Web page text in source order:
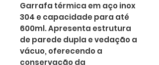
Garrafa térmica em aço inox
304 e capacidade para até
600ml. Apresenta estrutura
de parede dupla e vedação a
vácuo, oferecendo a
conservação da